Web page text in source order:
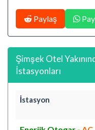
Paylaş
Şimşek Otel
İstasyonları
İstasyon